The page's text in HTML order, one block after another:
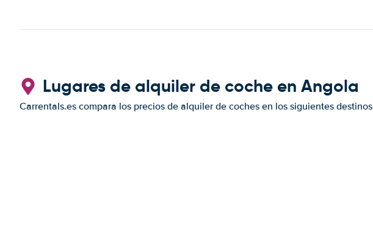
Lugares de alquiler de coche en Angola
Carrentals.es compara los precios de alquiler de coches en los siguientes destinos